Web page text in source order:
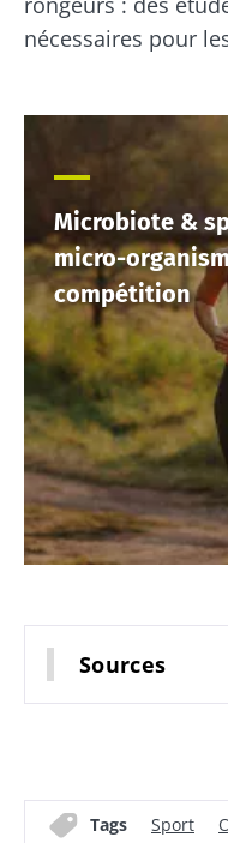
nécessaires pour
Microbiote &
micro-
compétition
Sources
Tags Sport